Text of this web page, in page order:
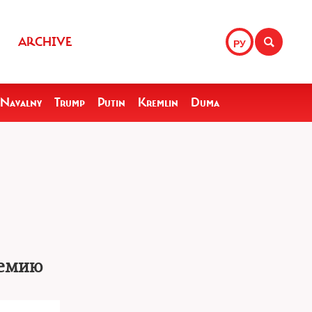
РУ
ARCHIVE
Navalny Trump Putin Kremlin Duma